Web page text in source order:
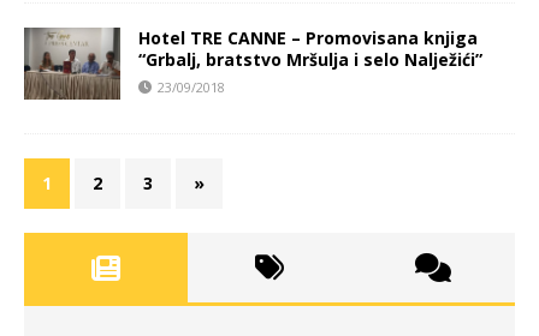
Hotel TRE CANNE – Promovisana knjiga
“Grbalj, bratstvo Mršulja i selo Nalježići”
23/09/2018
1 2 3 »